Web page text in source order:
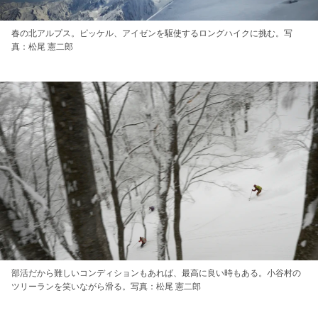
春の北アルプス。ピッケル、アイゼンを駆使するロングハイクに挑む。写
真：松尾 憲二郎
部活だから難しいコンディションもあれば、最高に良い時もある。小谷村の
ツリーランを笑いながら滑る。写真：松尾 憲二郎